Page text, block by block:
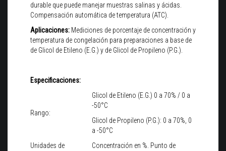
durable que puede manejar muestras salinas y ácidas.
Compensación automática de temperatura (ATC).
Aplicaciones: Mediciones de porcentaje de concentración y
temperatura de congelación para preparaciones a base de
de Glicol de Etileno (E.G.) y de Glicol de Propileno (P.G.).
Especificaciones:
Rango:
Glicol de Etileno (E.G.) 0 a 70% / 0 a
-50°C
Glicol de Propileno (P.G.): 0 a 70%, 0
a -50°C
Unidades de
Concentración en %. Punto de